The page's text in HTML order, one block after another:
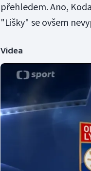
přehledem. Ano,
"Lišky" se ovšem
Videa